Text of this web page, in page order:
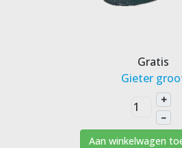
Gratis
Gieter
+
–
Aan winkelwagen